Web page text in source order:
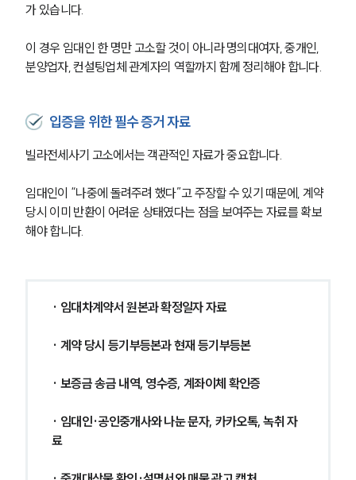
가 있습니다.
이 경우 임대인 한 명만 고소할 것이 아니라 명의대여자, 중개인,
분양업자, 컨설팅업체 관계자의 역할까지 함께 정리해야 합니다.
입증을 위한 필수 증거 자료
빌라전세사기 고소에서는 객관적인 자료가 중요합니다.
임대인이 “나중에 돌려주려 했다”고 주장할 수 있기 때문에, 계약
당시 이미 반환이 어려운 상태였다는 점을 보여주는 자료를 확보
해야 합니다.
· 임대차계약서 원본과 확정일자 자료
· 계약 당시 등기부등본과 현재 등기부등본
· 보증금 송금 내역, 영수증, 계좌이체 확인증
· 임대인·공인중개사와 나눈 문자, 카카오톡, 녹취 자
료